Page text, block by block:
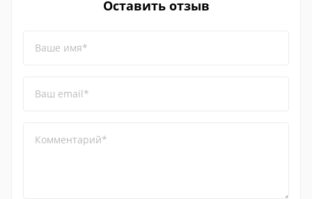
Оставить отзыв
Ваше имя*
Ваш email*
Комментарий*